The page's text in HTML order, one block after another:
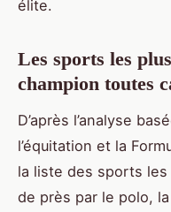
élite.
Les sports les
champion toutes
D’après l’analyse
l’équitation et la
la liste des sports
de près par le polo,